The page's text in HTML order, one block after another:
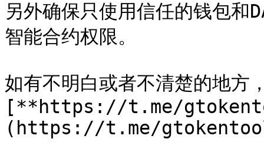
另外确保只使用信任的钱包和
智能合约权限。
如有不明白或者不清楚的地方
[**https://t.me/